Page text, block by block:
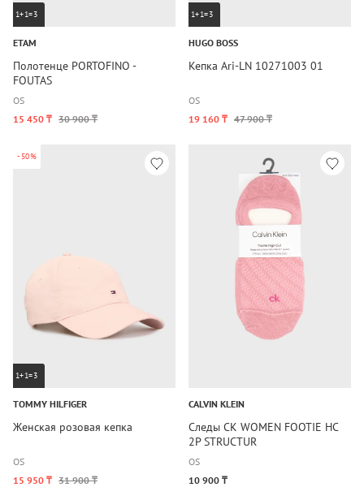
1+1=3
ETAM
Полотенце PORTOFINO -
FOUTAS
OS
15 450 ₸ 30 900 ₸
1+1=3
HUGO BOSS
Кепка Ari-LN 10271003 01
OS
19 160 ₸ 47 900 ₸
-50%
1+1=3
TOMMY HILFIGER
Женская розовая кепка
OS
15 950 ₸ 31 900 ₸
CALVIN KLEIN
Следы CK WOMEN FOOTIE HC
2P STRUCTUR
OS
10 900 ₸